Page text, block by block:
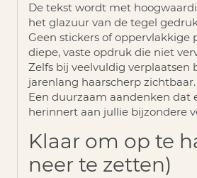
De tekst wordt met
het glazuur van de tegel
Geen stickers of oppervlakkige
diepe, vaste opdruk die niet
Zelfs bij veelvuldig verplaatsen
jarenlang haarscherp zichtbaar.
Een duurzaam aandenken dat
herinnert aan jullie bijzondere
Klaar om op te
neer te zetten)